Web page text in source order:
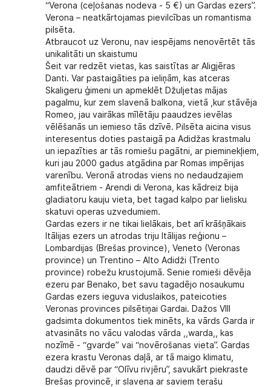
“Verona (ceļošanas nodeva - 5 €) un Gardas ezers”.
Verona – neatkārtojamas pievilcības un romantisma
pilsēta.
Atbraucot uz Veronu, nav iespējams nenovērtēt tās
unikalitāti un skaistumu
Šeit var redzēt vietas, kas saistītas ar Aligjēras
Danti. Var pastaigāties pa ieliņām, kas atceras
Skaligeru ģimeni un apmeklēt Džuljetas mājas
pagalmu, kur zem slavenā balkona, vietā ,kur stāvēja
Romeo, jau vairākas mīlētāju paaudzes ievēlas
vēlēšanās un iemieso tās dzīvē. Pilsēta aicina visus
interesentus doties pastaigā pa Adidžas krastmalu
un iepazīties ar tās romiešu pagātni, ar pieminekļiem,
kuri jau 2000 gadus atgādina par Romas impērijas
varenību. Veronā atrodas viens no nedaudzajiem
amfiteātriem - Arendi di Verona, kas kādreiz bija
gladiatoru kauju vieta, bet tagad kalpo par lielisku
skatuvi operas uzvedumiem.
Gardas ezers ir ne tikai lielākais, bet arī krāšņākais
Itālijas ezers un atrodas triju Itālijas reģionu –
Lombardijas (Brešas province), Veneto (Veronas
province) un Trentino – Alto Adidži (Trento
province) robežu krustojumā. Senie romieši dēvēja
ezeru par Benako, bet savu tagadējo nosaukumu
Gardas ezers ieguva viduslaikos, pateicoties
Veronas provinces pilsētiņai Gardai. Dažos VIII
gadsimta dokumentos tiek minēts, ka vārds Garda ir
atvasināts no vācu valodas vārda ,,warda,, kas
nozīmē - “gvarde” vai “novērošanas vieta”. Gardas
ezera krastu Veronas daļā, ar tā maigo klimatu,
daudzi dēvē par “Olīvu rivjēru”, savukārt piekraste
Brešas provincē, ir slavena ar saviem terašu